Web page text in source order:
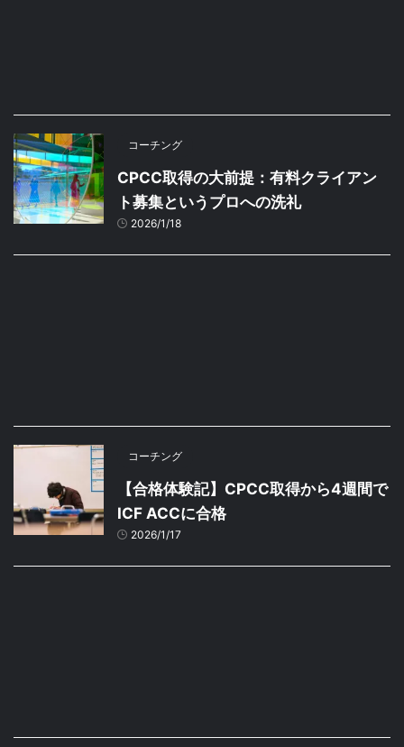
コーチング
CPCC取得の大前提：有料クライアン
ト募集というプロへの洗礼
2026/1/18
コーチング
【合格体験記】CPCC取得から4週間で
ICF ACCに合格
2026/1/17